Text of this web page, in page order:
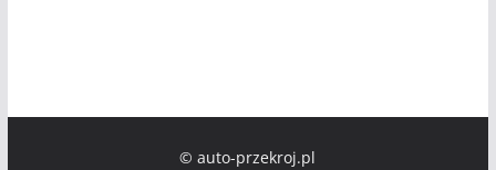
© auto-przekroj.pl